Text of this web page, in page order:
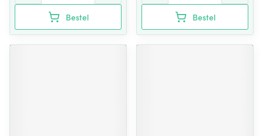
Bestel Bestel